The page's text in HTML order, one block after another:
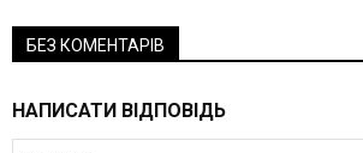
БЕЗ КОМЕНТАРІВ
НАПИСАТИ ВІДПОВІДЬ